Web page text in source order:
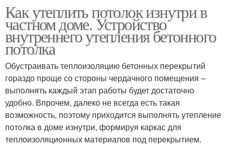
Как утеплить потолок изнутри в
частном доме. Устройство
внутреннего утепления бетонного
потолка
Обустраивать теплоизоляцию бетонных перекрытий
гораздо проще со стороны чердачного помещения –
выполнять каждый этап работы будет достаточно
удобно. Впрочем, далеко не всегда есть такая
возможность, поэтому приходится выполнять утепление
потолка в доме изнутри, формируя каркас для
теплоизоляционных материалов под перекрытием.